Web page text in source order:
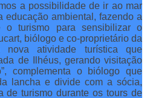
a possibilidade de ir ao mar
educação ambiental, fazendo a
o turismo para sensibilizar o
biólogo e co-proprietário da
nova atividade turística que
de Ilhéus, gerando visitação
complementa o biólogo que
lancha e divide com a sócia,
de turismo durante os tours de